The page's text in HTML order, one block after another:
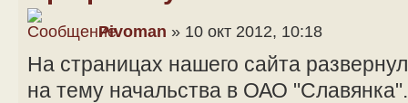
Pivoman » 10 окт 2012, 10:18
На страницах нашего сайта
на тему начальства в ОАО